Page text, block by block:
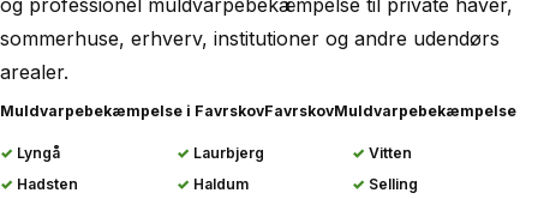
sommerhuse, erhverv, institutioner og andre udendørs
arealer.
Muldvarpebekæmpelse i FavrskovFavrskovMuldvarpebekæmpelse
Lyngå Laurbjerg
Vitten
Hadsten
Haldum
Selling